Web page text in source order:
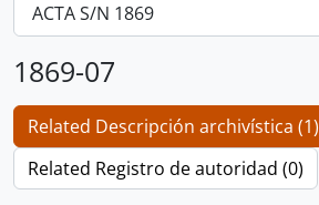
ACTA S/N 1869
, 1 resultados
1869-07
Related Descripción archivística (1)
Related Registro de autoridad (0)